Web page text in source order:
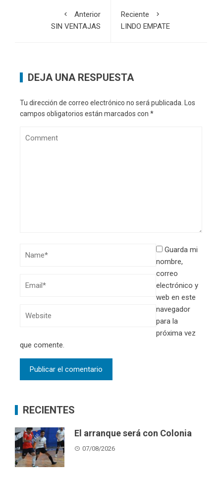
Anterior
SIN VENTAJAS
Reciente
LINDO EMPATE
DEJA UNA RESPUESTA
Tu dirección de correo electrónico no será publicada. Los
campos obligatorios están marcados con *
Guarda mi
nombre,
correo
electrónico y
web en este
navegador
para la
próxima vez
que comente.
RECIENTES
El arranque será con Colonia
07/08/2026